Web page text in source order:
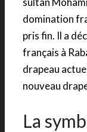
domination
pris fin. Il a
français à
drapeau
nouveau
La